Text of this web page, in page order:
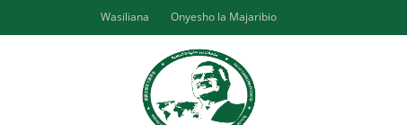
Wasiliana Onyesho la Majaribio